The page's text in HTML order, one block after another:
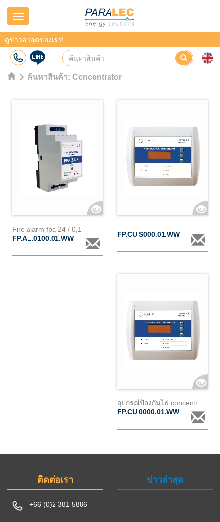
Navigation
ดูข่าวล่าสุดของเรา!
ค้นหาสินค้า: Concentrator
Fire alarm fpa 24 / 0,1
FP.AL.0100.01.WW
FP.CU.S000.01.WW
FP.CU.0000.01.WW
ติดต่อเรา
+66 (0)2 381 5886
ข่าวล่าสุด